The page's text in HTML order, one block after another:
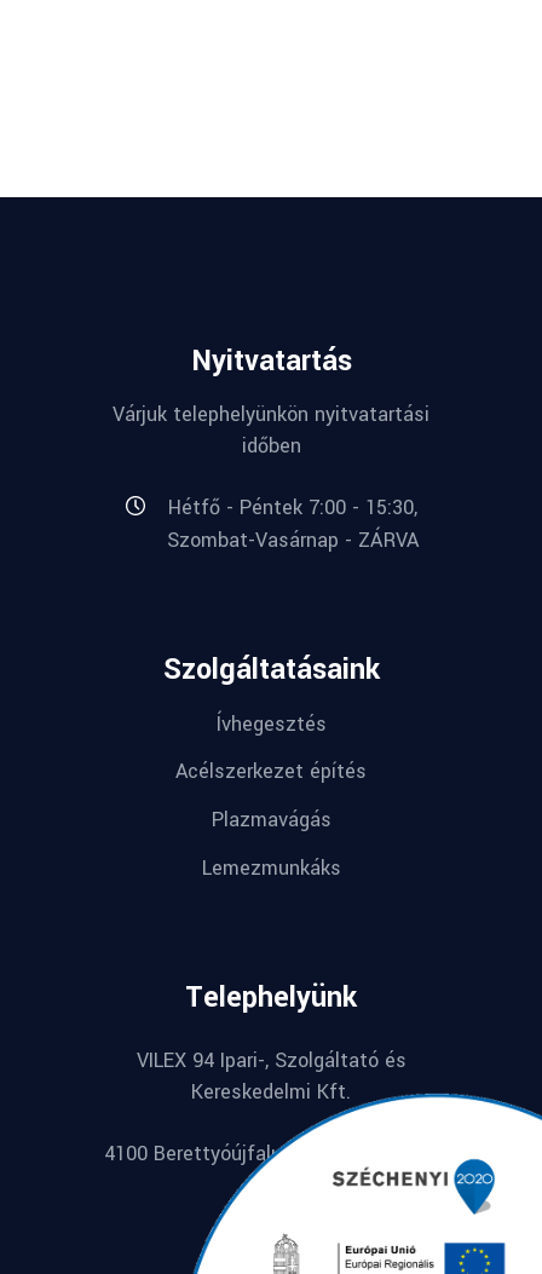
Nyitvatartás
Várjuk telephelyünkön nyitvatartási
időben
Hétfő - Péntek 7:00 - 15:30,
Szombat-Vasárnap - ZÁRVA
Szolgáltatásaink
Ívhegesztés
Acélszerkezet építés
Plazmavágás
Lemezmunkáks
Telephelyünk
VILEX 94 Ipari-, Szolgáltató és
Kereskedelmi Kft.
4100 Berettyóújfalu, Széchenyi u. 74.